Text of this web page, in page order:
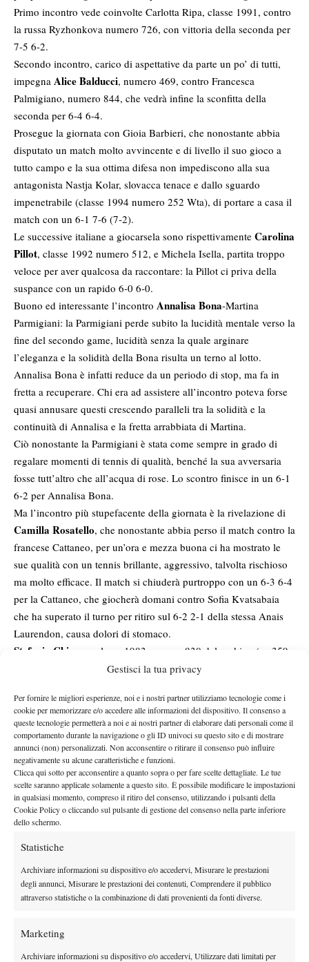
Gestisci la tua privacy
Per fornire le migliori esperienze, noi e i nostri partner utilizziamo tecnologie come i
cookie per memorizzare e/o accedere alle informazioni del dispositivo. Il consenso a
queste tecnologie permetterà a noi e ai nostri partner di elaborare dati personali come il
comportamento durante la navigazione o gli ID univoci su questo sito e di mostrare
annunci (non) personalizzati. Non acconsentire o ritirare il consenso può influire
negativamente su alcune caratteristiche e funzioni.
Clicca qui sotto per acconsentire a quanto sopra o per fare scelte dettagliate. Le tue
scelte saranno applicate solamente a questo sito. È possibile modificare le impostazioni
in qualsiasi momento, compreso il ritiro del consenso, utilizzando i pulsanti della
Cookie Policy o cliccando sul pulsante di gestione del consenso nella parte inferiore
dello schermo.
Statistiche
Archiviare informazioni su dispositivo e/o accedervi, Misurare le prestazioni
degli annunci, Misurare le prestazioni dei contenuti, Comprendere il pubblico
attraverso statistiche o la combinazione di dati provenienti da fonti diverse.
Marketing
Archiviare informazioni su dispositivo e/o accedervi, Utilizzare dati limitati per
Primo incontro vede coinvolte Carlotta Ripa, classe 1991, contro
la russa Ryzhonkova numero 726, con vittoria della seconda per
7-5 6-2.
Secondo incontro, carico di aspettative da parte un po’ di tutti,
impegna Alice Balducci, numero 469, contro Francesca
Palmigiano, numero 844, che vedrà infine la sconfitta della
seconda per 6-4 6-4.
Prosegue la giornata con Gioia Barbieri, che nonostante abbia
disputato un match molto avvincente e di livello il suo gioco a
tutto campo e la sua ottima difesa non impediscono alla sua
antagonista Nastja Kolar, slovacca tenace e dallo sguardo
impenetrabile (classe 1994 numero 252 Wta), di portare a casa il
match con un 6-1 7-6 (7-2).
Le successive italiane a giocarsela sono rispettivamente Carolina
Pillot, classe 1992 numero 512, e Michela Isella, partita troppo
veloce per aver qualcosa da raccontare: la Pillot ci priva della
suspance con un rapido 6-0 6-0.
Buono ed interessante l’incontro Annalisa Bona-Martina
Parmigiani: la Parmigiani perde subito la lucidità mentale verso la
fine del secondo game, lucidità senza la quale arginare
l’eleganza e la solidità della Bona risulta un terno al lotto.
Annalisa Bona è infatti reduce da un periodo di stop, ma fa in
fretta a recuperare. Chi era ad assistere all’incontro poteva forse
quasi annusare questi crescendo paralleli tra la solidità e la
continuità di Annalisa e la fretta arrabbiata di Martina.
Ciò nonostante la Parmigiani è stata come sempre in grado di
regalare momenti di tennis di qualità, benché la sua avversaria
fosse tutt’altro che all’acqua di rose. Lo scontro finisce in un 6-1
6-2 per Annalisa Bona.
Ma l’incontro più stupefacente della giornata è la rivelazione di
Camilla Rosatello, che nonostante abbia perso il match contro la
francese Cattaneo, per un’ora e mezza buona ci ha mostrato le
sue qualità con un tennis brillante, aggressivo, talvolta rischioso
ma molto efficace. Il match si chiuderà purtroppo con un 6-3 6-4
per la Cattaneo, che giocherà domani contro Sofia Kvatsabaia
che ha superato il turno per ritiro sul 6-2 2-1 della stessa Anais
Laurendon, causa dolori di stomaco.
Stefania Chieppa
, classe 1983 numero 830 del ranking (ex 359
nel 2006 in singolo e 204 nel 2007 in doppio) vince contro
punteggio di 6-3 6-2.